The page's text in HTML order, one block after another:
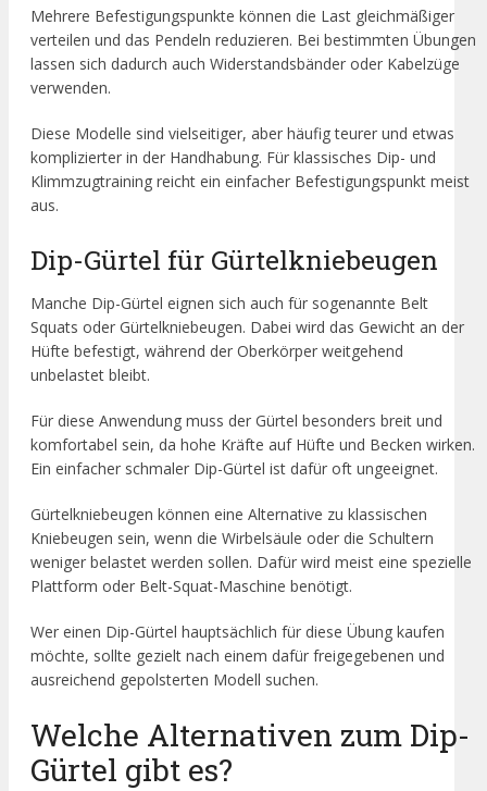
Mehrere Befestigungspunkte können die Last gleichmäßiger
verteilen und das Pendeln reduzieren. Bei bestimmten Übungen
lassen sich dadurch auch Widerstandsbänder oder Kabelzüge
verwenden.
Diese Modelle sind vielseitiger, aber häufig teurer und etwas
komplizierter in der Handhabung. Für klassisches Dip- und
Klimmzugtraining reicht ein einfacher Befestigungspunkt meist
aus.
Dip-Gürtel für Gürtelkniebeugen
Manche Dip-Gürtel eignen sich auch für sogenannte Belt
Squats oder Gürtelkniebeugen. Dabei wird das Gewicht an der
Hüfte befestigt, während der Oberkörper weitgehend
unbelastet bleibt.
Für diese Anwendung muss der Gürtel besonders breit und
komfortabel sein, da hohe Kräfte auf Hüfte und Becken wirken.
Ein einfacher schmaler Dip-Gürtel ist dafür oft ungeeignet.
Gürtelkniebeugen können eine Alternative zu klassischen
Kniebeugen sein, wenn die Wirbelsäule oder die Schultern
weniger belastet werden sollen. Dafür wird meist eine spezielle
Plattform oder Belt-Squat-Maschine benötigt.
Wer einen Dip-Gürtel hauptsächlich für diese Übung kaufen
möchte, sollte gezielt nach einem dafür freigegebenen und
ausreichend gepolsterten Modell suchen.
Welche Alternativen zum Dip-
Gürtel gibt es?